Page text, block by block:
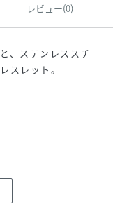
レビュー(0)
、ステンレススチ
スレット。